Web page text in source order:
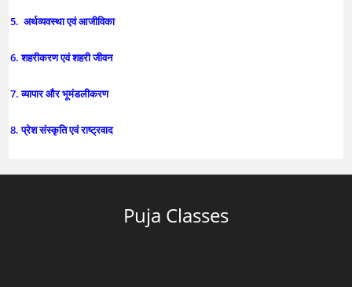
5. अर्थव्यवस्था एवं आजीविका
6. शहरीकरण एवं शहरी जीवन
7. व्यापार और भूमंडलीकरण
8. प्रेश संस्कृति एवं राष्ट्रवाद
Puja Classes